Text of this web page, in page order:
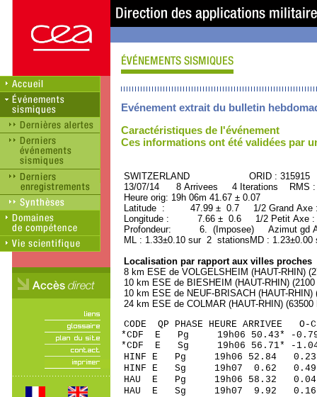
Evénement extrait du bulletin
Caractéristiques de l'événement
Ces informations ont été validées par
SWITZERLAND ORID : 315915
13/07/14 8 Arrivees 4 Iterations RMS
Heure orig: 19h 06m 41.67 ± 0.07
Latitude : 47.99 ± 0.7 1/2 Grand
Longitude : 7.66 ± 0.6 1/2 Petit Axe
Profondeur: 6. (Imposee) Azimut gd
ML : 1.33±0.10 sur 2 stationsMD :
Localisation par rapport aux villes proches
8 km ESE de VOLGELSHEIM (HAUT-RHIN)
10 km ESE de BIESHEIM (HAUT-RHIN)
10 km ESE de NEUF-BRISACH (HAUT-RHIN)
24 km ESE de COLMAR (HAUT-RHIN) (63500
CODE QP PHASE HEURE
*CDF E Pg 19h06 50.43* -
*CDF E Sg 19h06
HINF E Pg 19h06 52.84
HINF E Sg 19h07 0.62
HAU E Pg 19h06 58.32 0.04
HAU E Sg 19h07 9.92